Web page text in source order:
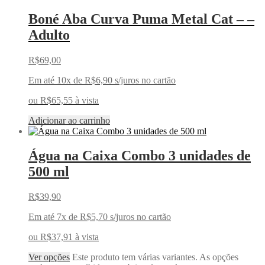
Boné Aba Curva Puma Metal Cat – –
Adulto
R$69,00
Em até 10x de R$6,90 s/juros no cartão
ou R$65,55 à vista
Adicionar ao carrinho
Água na Caixa Combo 3 unidades de
500 ml
R$39,90
Em até 7x de R$5,70 s/juros no cartão
ou R$37,91 à vista
Ver opções Este produto tem várias variantes. As opções